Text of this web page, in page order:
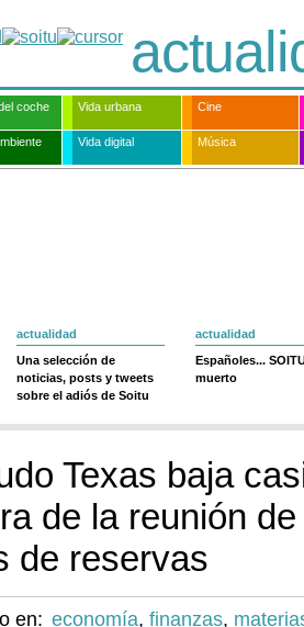
coche Vida urbana Cine
Vida digital Música
actualidad
Una selección de
noticias, posts y tweets
sobre el adiós de Soitu
actualidad
Españoles...
muerto
Texas baja
de la reunión
de reservas
en: economía, finanzas,